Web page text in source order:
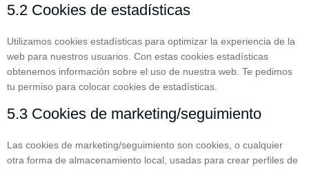
5.2 Cookies de estadísticas
Utilizamos cookies estadísticas para optimizar la experiencia de la
web para nuestros usuarios. Con estas cookies estadísticas
obtenemos información sobre el uso de nuestra web. Te pedimos
tu permiso para colocar cookies de estadísticas.
5.3 Cookies de marketing/seguimiento
Las cookies de marketing/seguimiento son cookies, o cualquier
otra forma de almacenamiento local, usadas para crear perfiles de